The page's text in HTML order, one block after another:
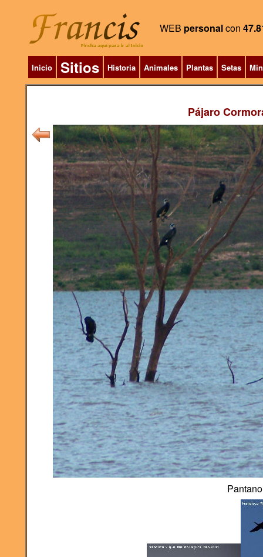
WEB personalcon
Inicio Sitios Historia Animales Plantas Setas
Pájaro